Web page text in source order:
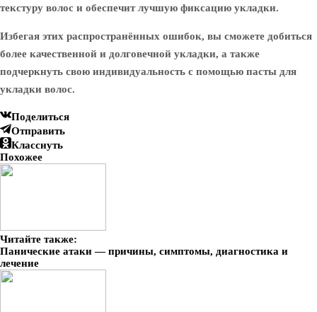
текстуру волос и обеспечит лучшую фиксацию укладки.
Избегая этих распространённых ошибок, вы сможете добиться
более качественной и долговечной укладки, а также
подчеркнуть свою индивидуальность с помощью пасты для
укладки волос.
Поделиться
Отправить
Класснуть
Похожее
Читайте также:
Панические атаки — причины, симптомы, диагностика и
лечение